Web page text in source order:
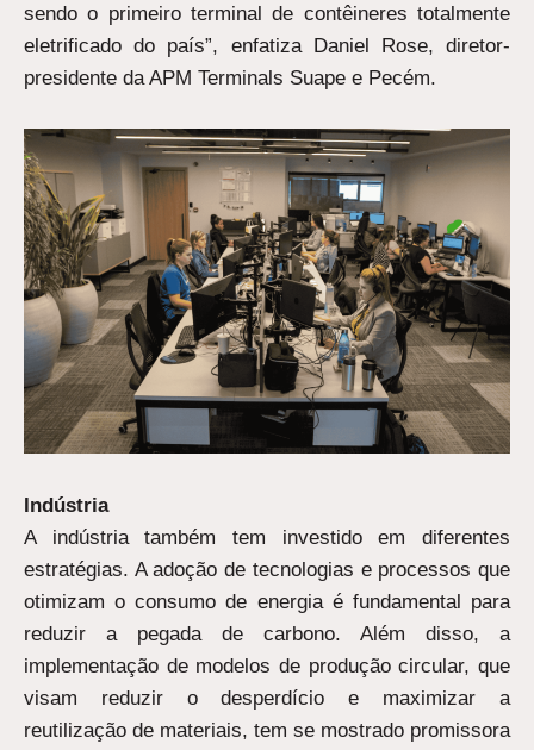
sendo o primeiro terminal de contêineres totalmente
eletrificado do país”, enfatiza Daniel Rose, diretor-
presidente da APM Terminals Suape e Pecém.
Indústria
A indústria também tem investido em diferentes
estratégias. A adoção de tecnologias e processos que
otimizam o consumo de energia é fundamental para
reduzir a pegada de carbono. Além disso, a
implementação de modelos de produção circular, que
visam reduzir o desperdício e maximizar a
reutilização de materiais, tem se mostrado promissora